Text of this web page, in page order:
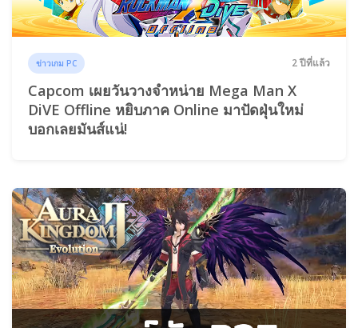
ข่าวเกม PC 2 ปีที่แล้ว
Capcom เผยวันวางจำหน่าย Mega Man X
DiVE Offline หยิบภาค Online มาปัดฝุ่นใหม่
บอกเลยมันส์แน่!